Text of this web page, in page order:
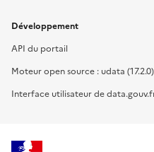
Développement
API du portail
Moteur open source : udata (17.2.0)
Interface utilisateur de